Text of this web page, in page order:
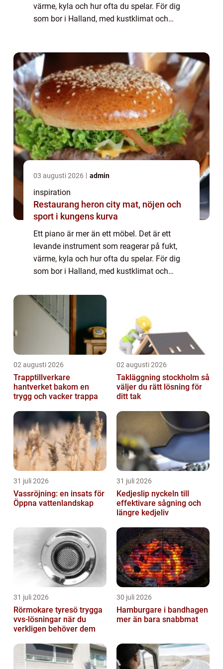
värme, kyla och hur ofta du spelar. För dig
som bor i Halland, med kustklimat och
och ...
03 augusti 2026 admin
inspiration
Restaurang heron city mat, nöjen och
sport i kungens kurva
Ett piano är mer än ett möbel. Det är ett
levande instrument som reagerar på fukt,
värme, kyla och hur ofta du spelar. För dig
som bor i Halland, med kustklimat och
pianostämmare extra viktigt. En noggrann
och ...
02 augusti 2026
Trapptillverkare
hantverket bakom en
trygg och vacker trappa
02 augusti 2026
Takläggning stockholm så
väljer du rätt lösning för
ditt tak
31 juli 2026
Vassröjning: en insats för
Öppna vattenlandskap
31 juli 2026
Kedjeslip nyckeln till
effektivare sågning och
längre kedjeliv
31 juli 2026
Rörmokare tyresö trygga
vvs-lösningar när du
verkligen behöver dem
30 juli 2026
Hamburgare i bandhagen
mer än bara snabbmat